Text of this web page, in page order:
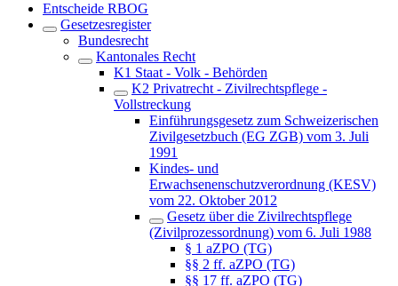
Entscheide RBOG
Gesetzesregister
Bundesrecht
Kantonales Recht
K1 Staat - Volk - Behörden
K2 Privatrecht - Zivilrechtspflege -
Vollstreckung
Einführungsgesetz zum Schweizerischen
Zivilgesetzbuch (EG ZGB) vom 3. Juli
1991
Kindes- und
Erwachsenenschutzverordnung (KESV)
vom 22. Oktober 2012
Gesetz über die Zivilrechtspflege
(Zivilprozessordnung) vom 6. Juli 1988
§ 1 aZPO (TG)
§§ 2 ff. aZPO (TG)
§§ 17 ff. aZPO (TG)